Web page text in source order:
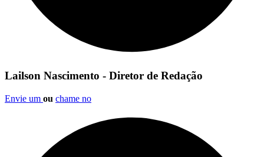
Lailson Nascimento - Diretor de Redação
Envie um ou chame no